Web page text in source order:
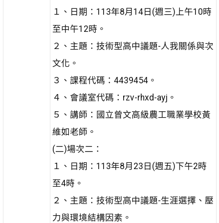
１、日期：113年8月14日(週三)上午10時
至中午12時。
２、主題：技術型高中議題-人我關係與次
文化。
３、課程代碼：4439454。
４、會議室代碼：rzv-rhxd-ayj。
５、講師：國立曾文高級農工職業學校黃
維如老師。
(二)場次二：
１、日期：113年8月23日(週五)下午2時
至4時。
２、主題：技術型高中議題-生涯選擇、壓
力與環境結構因素。